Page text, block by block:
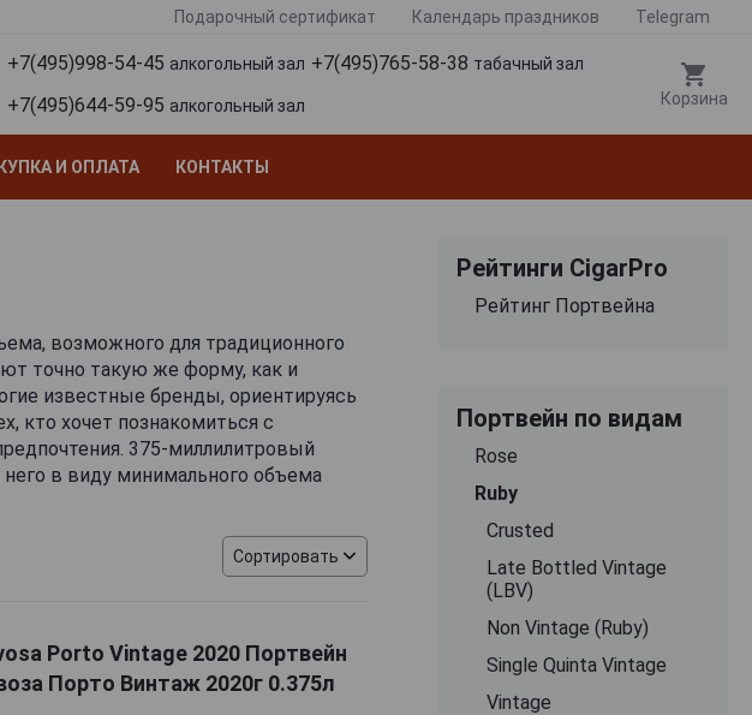
Подарочный сертификат Календарь праздников Telegram
+7(495)998-54-45 алкогольный зал +7(495)765-58-38 табачный зал
+7(495)644-59-95 алкогольный зал Корзина
И ОПЛАТА КОНТАКТЫ
возможного для традиционного
точно такую же форму, как и
известные бренды, ориентируясь
кто хочет познакомиться с
375-миллилитровый
в виду минимального объема
презент, а еще
Сортировать
Porto Vintage 2020 Портвейн
Порто Винтаж 2020г 0.375л
Рейтинги CigarPro
Рейтинг Портвейна
Портвейн по видам
Rose
Ruby
Crusted
Late Bottled Vintage
(LBV)
Non Vintage (Ruby)
Single Quinta Vintage
Vintage